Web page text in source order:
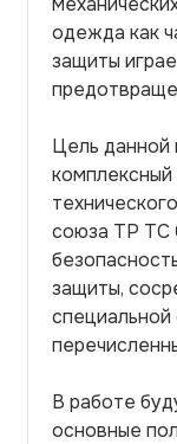
одежда как
защиты
Цель данной
комплексный
союза ТР ТС
защиты,
В работе
основные